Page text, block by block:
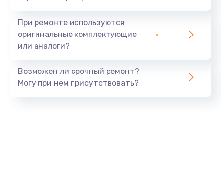
При ремонте используются
оригинальные комплектующие
или аналоги?
Возможен ли срочный ремонт?
Могу при нем присутствовать?